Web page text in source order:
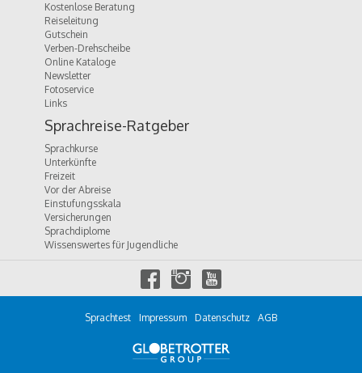
Kostenlose Beratung
Reiseleitung
Gutschein
Verben-Drehscheibe
Online Kataloge
Newsletter
Fotoservice
Links
Sprachreise-Ratgeber
Sprachkurse
Unterkünfte
Freizeit
Vor der Abreise
Einstufungsskala
Versicherungen
Sprachdiplome
Wissenswertes für Jugendliche
e
o
o
t
g
r
t
b
e
Sprachtest Impressum Datenschutz AGB